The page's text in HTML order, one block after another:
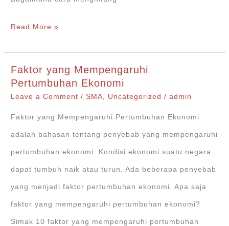
Cara
Ekonomi
Read More »
Faktor yang Mempengaruhi
Pertumbuhan Ekonomi
Leave a Comment /SMA, Uncategorized /admin
Faktor yang Mempengaruhi Pertumbuhan Ekonomi
adalah bahasan tentang penyebab yang mempengaruhi
pertumbuhan ekonomi. Kondisi ekonomi suatu negara
dapat tumbuh naik atau turun. Ada beberapa penyebab
yang menjadi faktor pertumbuhan ekonomi. Apa saja
faktor yang mempengaruhi pertumbuhan ekonomi?
Simak 10 faktor yang mempengaruhi pertumbuhan